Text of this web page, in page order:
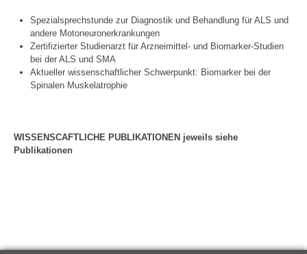
Spezialsprechstunde zur Diagnostik und Behandlung für ALS und
andere Motoneuronerkrankungen
Zertifizierter Studienarzt für Arzneimittel- und Biomarker-Studien
bei der ALS und SMA
Aktueller wissenschaftlicher Schwerpunkt: Biomarker bei der
Spinalen Muskelatrophie
WISSENSCAFTLICHE PUBLIKATIONEN jeweils siehe
Publikationen